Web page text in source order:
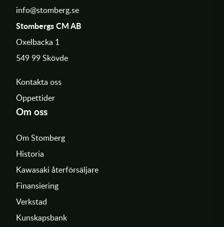
info@stomberg.se
Stombergs CM AB
Oxelbacka 1
549 99 Skövde
Kontakta oss
Öppettider
Om oss
Om Stomberg
Historia
Kawasaki återförsäljare
Finansiering
Verkstad
Kunskapsbank